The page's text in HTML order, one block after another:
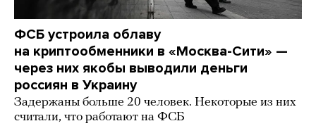
ФСБ устроила облаву
на криптообменники в «Москва-Сити» —
через них якобы выводили деньги
россиян в Украину
Задержаны больше 20 человек. Некоторые из них
считали, что работают на ФСБ